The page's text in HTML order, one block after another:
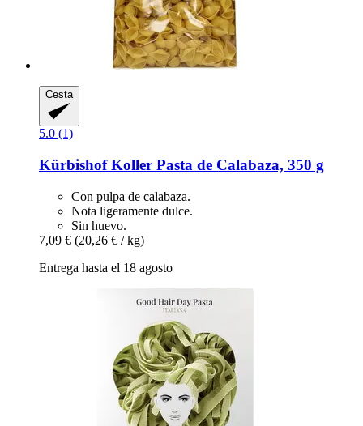
Cesta
5.0 (1)
Kürbishof Koller Pasta de Calabaza, 350 g
Con pulpa de calabaza.
Nota ligeramente dulce.
Sin huevo.
7,09 € (20,26 € / kg)
Entrega hasta el 18 agosto